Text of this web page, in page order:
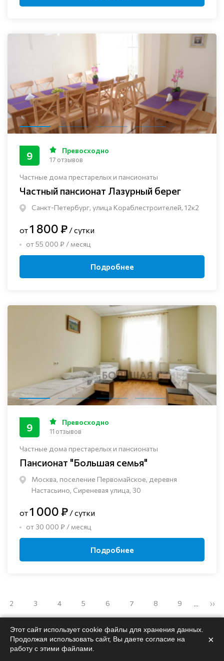
Частные дома престарелых и пансионаты
Частный пансионат Лазурный берег
Санкт-Петербург, улица Кораблестроителей, 12к2
9 Превосходно
17 отзывов
от1 800 ₽ / сутки
от 55 000 ₽ / месяц
Подробнее
Частные дома престарелых и пансионаты
Пансионат "Большая семья"
Москва, поселение Первомайское, деревня
Настасьино, Сиреневая улица, 30
9 Превосходно
11 отзывов
от1 000 ₽ / сутки
от 30 000 ₽ / месяц
Подробнее
2 3 4 5 6 7 8 9 … ››
Этот сайт использует cookie файлы для хранения данных.
Продолжая использовать сайт, Вы даете согласие на
работу с этими файлами.
×